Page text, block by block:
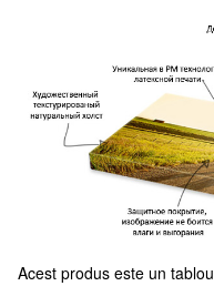
Acest produs este un